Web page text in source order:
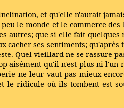
et qu'elle n'aurait
le monde et le commerce des
autres; que si elle fait quelques
cacher ses sentiments; qu'après
Quel vieillard ne se rassure
aisément qu'il n'est plus ni l'un
ne leur vaut pas mieux
le ridicule où ils tombent est